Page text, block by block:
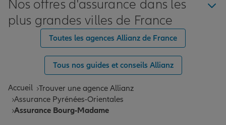
Nos offres d'assurance dans les
plus grandes villes de France
Toutes les agences Allianz de France
Tous nos guides et conseils Allianz
Accueil Trouver une agence Allianz
Assurance Pyrénées-Orientales
Assurance Bourg-Madame